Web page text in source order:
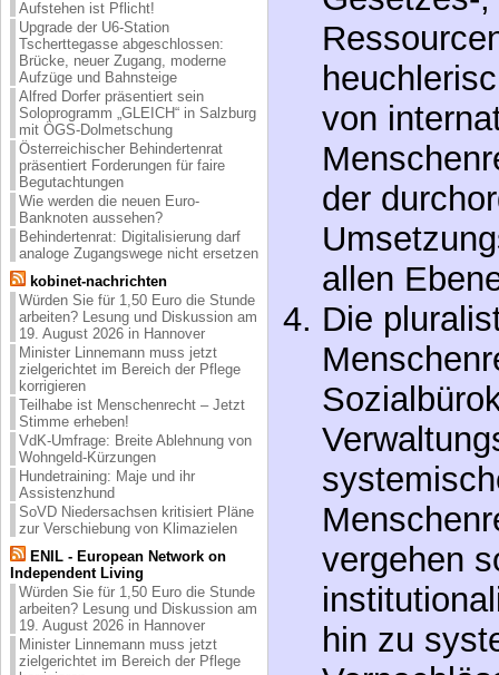
Aufstehen ist Pflicht!
Upgrade der U6-Station
Tscherttegasse abgeschlossen:
Brücke, neuer Zugang, moderne
Aufzüge und Bahnsteige
Alfred Dorfer präsentiert sein
Soloprogramm „GLEICH“ in Salzburg
mit ÖGS-Dolmetschung
Österreichischer Behindertenrat
präsentiert Forderungen für faire
Begutachtungen
Wie werden die neuen Euro-
Banknoten aussehen?
Behindertenrat: Digitalisierung darf
analoge Zugangswege nicht ersetzen
kobinet-nachrichten
Würden Sie für 1,50 Euro die Stunde
arbeiten? Lesung und Diskussion am
19. August 2026 in Hannover
Minister Linnemann muss jetzt
zielgerichtet im Bereich der Pflege
korrigieren
Teilhabe ist Menschenrecht – Jetzt
Stimme erheben!
VdK-Umfrage: Breite Ablehnung von
Wohngeld-Kürzungen
Hundetraining: Maje und ihr
Assistenzhund
SoVD Niedersachsen kritisiert Pläne
zur Verschiebung von Klimazielen
ENIL - European Network on
Independent Living
Würden Sie für 1,50 Euro die Stunde
arbeiten? Lesung und Diskussion am
19. August 2026 in Hannover
Minister Linnemann muss jetzt
zielgerichtet im Bereich der Pflege
von
der
allen
Die
vergehen
hin zu